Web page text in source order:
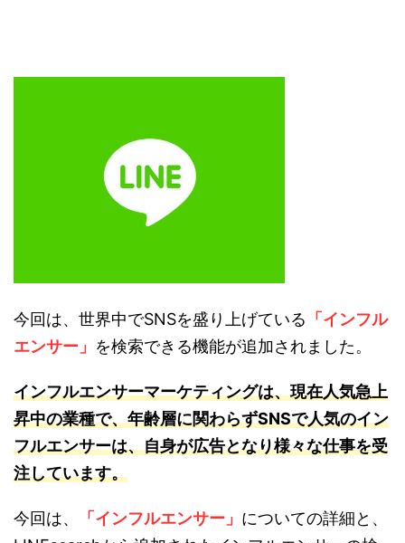
今回は、世界中でSNSを盛り上げている 「インフル
エンサー」 を検索できる機能が追加されました。
インフルエンサーマーケティングは、現在人気急上
昇中の業種で、年齢層に関わらずSNSで人気のイン
フルエンサーは、自身が広告となり様々な仕事を受
注しています。
今回は、 「インフルエンサー」 についての詳細と、